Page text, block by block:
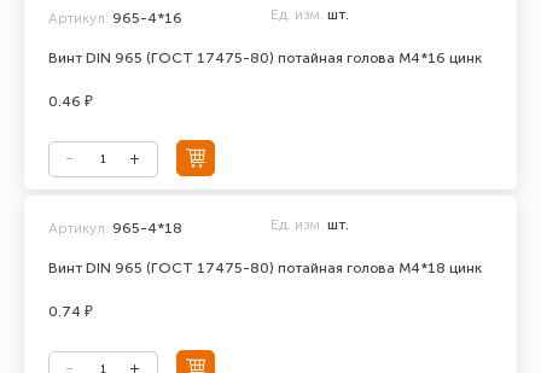
Винт DIN 965 (ГОСТ 17475-80) потайная голова М4*16 цинк
Артикул: 965-4*16 Ед. изм. шт.
0.46 ₽
Винт DIN 965 (ГОСТ 17475-80) потайная голова М4*18 цинк
Артикул: 965-4*18 Ед. изм. шт.
0.74 ₽